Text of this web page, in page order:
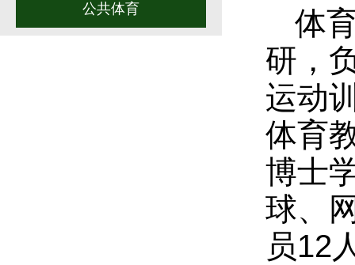
公共体育
体
研，
运动
体育
博士
球、
员12